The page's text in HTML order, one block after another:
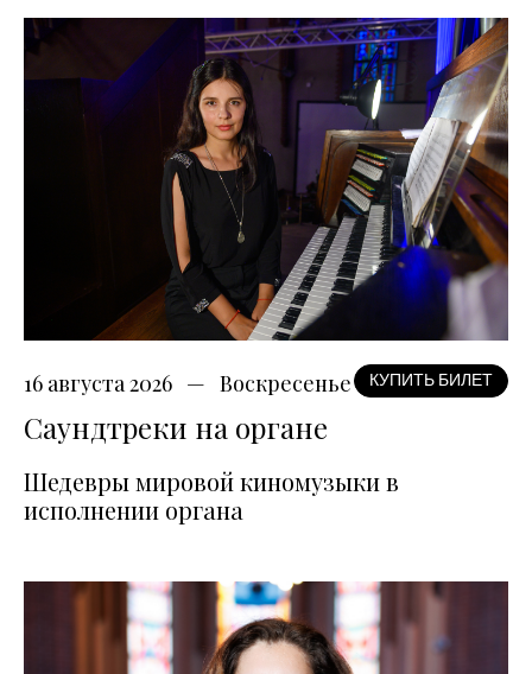
16 августа 2026 Воскресенье КУПИТЬ БИЛЕТ
Саундтреки на органе
Шедевры мировой киномузыки в
исполнении органа